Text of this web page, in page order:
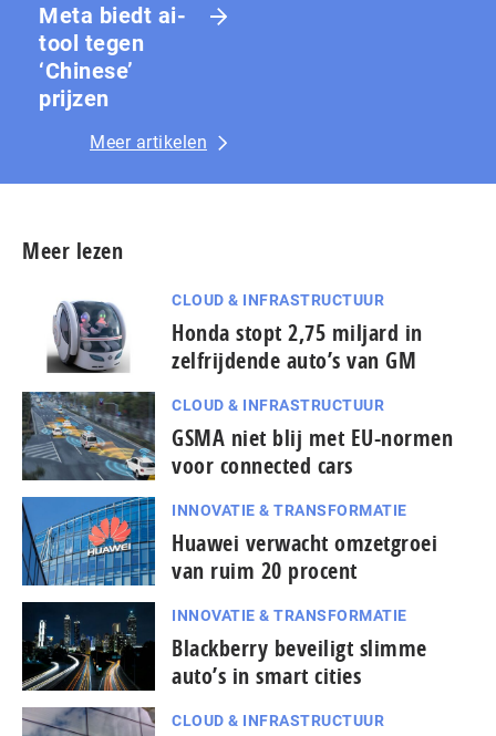
Meta biedt ai-
tool tegen
‘Chinese’
prijzen
Meer artikelen
Meer lezen
CLOUD & INFRASTRUCTUUR
Honda stopt 2,75 miljard in
zelfrijdende auto’s van GM
CLOUD & INFRASTRUCTUUR
GSMA niet blij met EU-normen
voor connected cars
INNOVATIE & TRANSFORMATIE
Huawei verwacht omzetgroei
van ruim 20 procent
INNOVATIE & TRANSFORMATIE
Blackberry beveiligt slimme
auto’s in smart cities
CLOUD & INFRASTRUCTUUR